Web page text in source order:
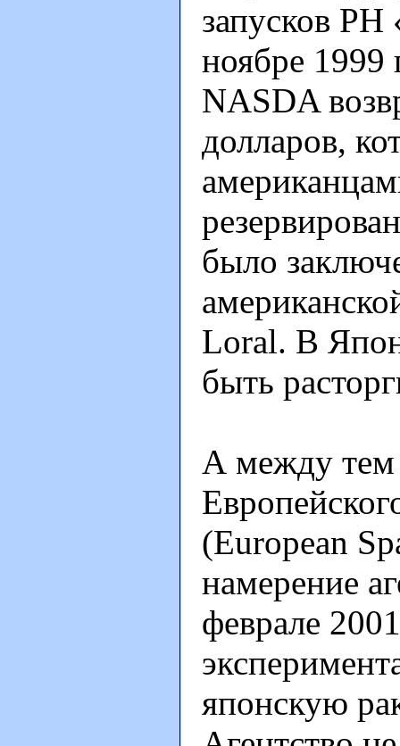
запусков РН
ноябре 1999
NASDA
долларов,
было
Loral. В
быть
А между тем
(European
намерение
феврале
японскую